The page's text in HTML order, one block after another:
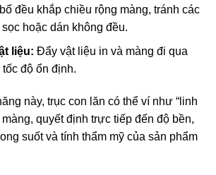
đều khắp chiều rộng màng, tránh các
hoặc dán không đều.
liệu: Đẩy vật liệu in và màng đi qua
độ ổn định.
này, trục con lăn có thể ví như “linh
màng, quyết định trực tiếp đến độ bền,
suốt và tính thẩm mỹ của sản phẩm